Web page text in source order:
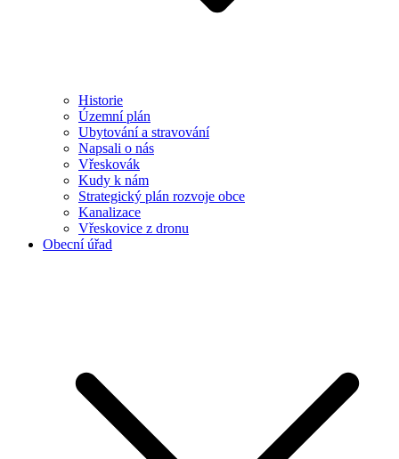
Historie
Územní plán
Ubytování a stravování
Napsali o nás
Vřeskovák
Kudy k nám
Strategický plán rozvoje obce
Kanalizace
Vřeskovice z dronu
Obecní úřad